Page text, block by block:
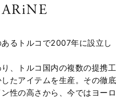
るトルコで2007年に設立し
、トルコ国内の複数の提携工
たアイテムを生産。その徹底
性の高さから、今ではヨーロ